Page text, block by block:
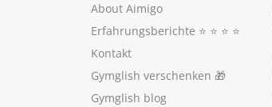
About Aimigo
Erfahrungsberichte ⭐️ ⭐️ ⭐️ ⭐️
Kontakt
Gymglish verschenken 🎁
Gymglish blog